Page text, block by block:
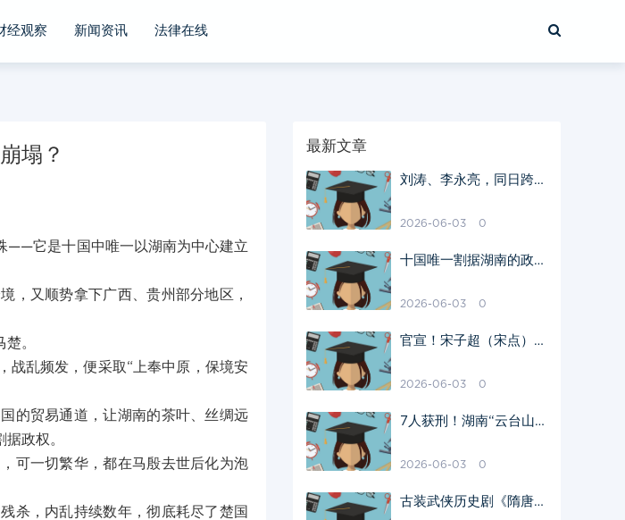
经观察 新闻资讯 法律在线
塌？
——它是十国中唯一以湖南为中心建立
，又顺势拿下广西、贵州部分地区，
。
战乱频发，便采取“上奉中原，保境安
的贸易通道，让湖南的茶叶、丝绸远
政权。
可一切繁华，都在马殷去世后化为泡
杀，内乱持续数年，彻底耗尽了楚国
最新文章
刘涛、李永亮，同日跨省
2026-06-03 0
十国唯一割据湖南的政
瞬间崩塌？
2026-06-03 0
官宣！宋子超（宋点）任
试用期一年
2026-06-03 0
7人获刑！湖南“云台山
判，李亮被判无期
2026-06-03 0
古装武侠历史剧《隋唐英